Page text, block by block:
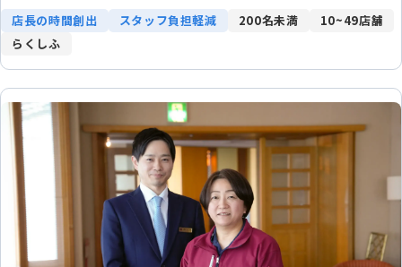
店長の時間創出 スタッフ負担軽減 200名未満
10~49店舗
らくしふ